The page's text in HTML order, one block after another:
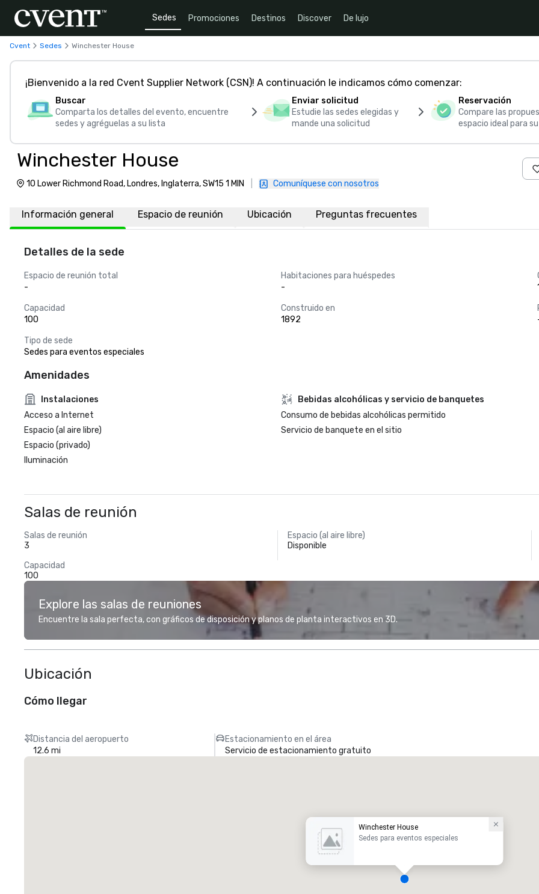
Sedes Promociones Destinos Discover De lujo
Cvent Sedes Winchester House
¡Bienvenido a la red Cvent Supplier Network (CSN)! A continuación le indicamos cómo comenzar:
Buscar
Comparta los detalles del evento, encuentre
sedes y agréguelas a su lista
Enviar solicitud
Estudie las sedes elegidas y
mande una solicitud
Reservación
Compare las
espacio ideal para
Winchester House
10 Lower Richmond Road, Londres, Inglaterra, SW15 1 MIN Comuníquese con nosotros
Información general Espacio de reunión Ubicación Preguntas frecuentes
Detalles de la sede
Espacio de reunión total
-
Habitaciones para huéspedes
-
Capacidad
100
Construido en
1892
Tipo de sede
Sedes para eventos especiales
Amenidades
Instalaciones
Acceso a Internet
Espacio (al aire libre)
Espacio (privado)
Iluminación
Bebidas alcohólicas y servicio de banquetes
Consumo de bebidas alcohólicas permitido
Servicio de banquete en el sitio
Salas de reunión
Salas de reunión
3
Espacio (al aire libre)
Disponible
Capacidad
100
Explore las salas de reuniones
Encuentre la sala perfecta, con gráficos de disposición y planos de planta interactivos en 3D.
Ubicación
Cómo llegar
Distancia del aeropuerto
12.6 mi
Estacionamiento en el área
Servicio de estacionamiento gratuito
Winchester House
Sedes para eventos especiales